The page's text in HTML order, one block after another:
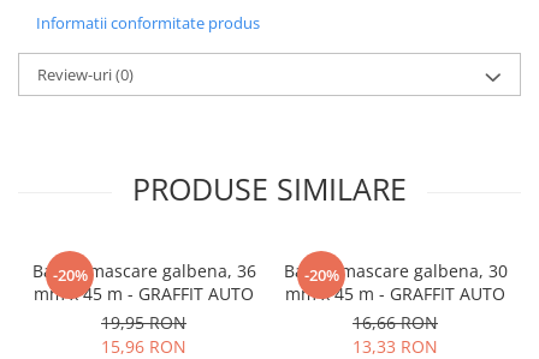
Informatii conformitate produs
Review-uri(0)
PRODUSE SIMILARE
-20%
Banda mascare galbena, 36
mm x 45 m - GRAFFIT AUTO
19,95 RON
15,96 RON
-20%
Banda mascare galbena, 30
mm x 45 m - GRAFFIT AUTO
16,66 RON
13,33 RON